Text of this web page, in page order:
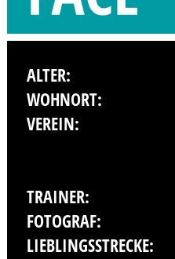
ALTER:
WOHNORT:
VEREIN:
TRAINER:
FOTOGRAF:
LIEBLINGSSTRECKE: